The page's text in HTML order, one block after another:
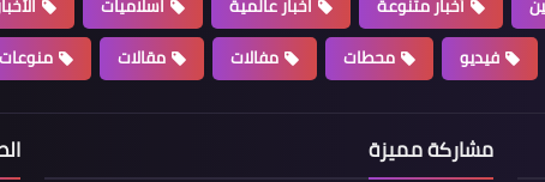
فيديو محطات مفالات مقالات منوعات
مشاركة مميزة